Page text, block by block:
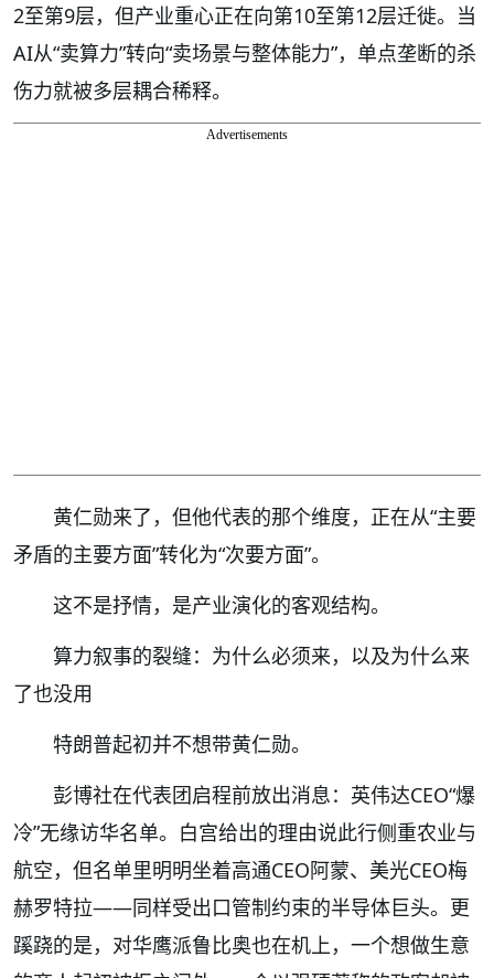
2至第9层，但产业重心正在向第10至第12层迁徙。当
AI从“卖算力”转向“卖场景与整体能力”，单点垄断的杀
伤力就被多层耦合稀释。
Advertisements
黄仁勋来了，但他代表的那个维度，正在从“主要
矛盾的主要方面”转化为“次要方面”。
这不是抒情，是产业演化的客观结构。
算力叙事的裂缝：为什么必须来，以及为什么来
了也没用
特朗普起初并不想带黄仁勋。
彭博社在代表团启程前放出消息：英伟达CEO“爆
冷”无缘访华名单。白宫给出的理由说此行侧重农业与
航空，但名单里明明坐着高通CEO阿蒙、美光CEO梅
赫罗特拉——同样受出口管制约束的半导体巨头。更
蹊跷的是，对华鹰派鲁比奥也在机上，一个想做生意